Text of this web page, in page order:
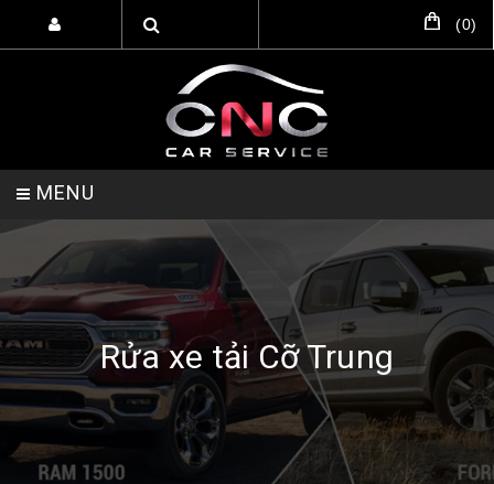
(0)
MENU
TRANG CHỦ DỊCH VỤ SẢN PHẨM
HỖ TRỢ SETUP GARA LIÊN HỆ
Rửa xe tải Cỡ Trung